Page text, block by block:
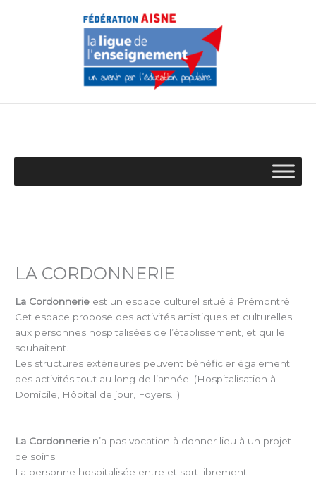
LA CORDONNERIE
La Cordonnerie est un espace culturel situé à Prémontré.
Cet espace propose des activités artistiques et culturelles
aux personnes hospitalisées de l’établissement, et qui le
souhaitent.
Les structures extérieures peuvent bénéficier également
des activités tout au long de l’année. (Hospitalisation à
Domicile, Hôpital de jour, Foyers…).
La Cordonnerie n’a pas vocation à donner lieu à un projet
de soins.
La personne hospitalisée entre et sort librement.